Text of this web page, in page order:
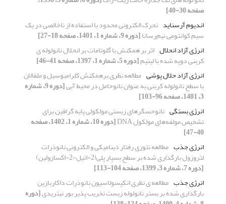
صفحه 30-40]
اندیوم آرسناید تحرک الکترونی محدود با استفاده از ناخالصی در یک
سیم کوانتومی نیم‌رسانا[دوره 9، شماره 1، 1401، صفحه 18-27]
انرژی آزاد انحلال اثر بر همکنش با گلوتامات بر انحلال نانولوله ی
کربنی دوپه شده با لیتیم[دوره 5، شماره 1، 1397، صفحه 41-46]
انرژی آزاد حلال پوشی مطالعه نظری برهمکنش کلرامبوسیل و ملفالان
با سطح نانولوله کربنی به عنوان نانوحامل در محیط آبی [دوره 9، شماره
3، 1401، صفحه 96-103]
انرژی بستگی نانوحسگرهای زیستی مولکولی پایه گرافین برای
تشخیص مولفه‌های مولکول DNA [دوره 10، شماره 1، 1402، صفحه
40-47]
انرژی جذب مطالعه تئوری رفتار دینامیکی و الکترونی نانوذرات
لتروزول بارگذاری شده بر سطح بسپار پلی(2-اتیل-2-اکسازولین)
[دوره 7، شماره 3، 1399، صفحه 104-113]
انرژی جذب مطالعه ی نظری انکپسولاسیون نانوذرات داکاربازین
بارگذاری شده بر بستر نانولوله زیست تخریب پذیر بور نیتریدی[دوره